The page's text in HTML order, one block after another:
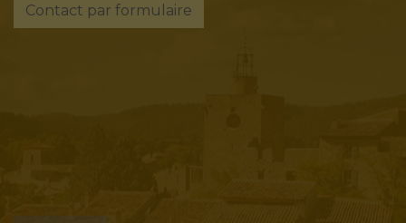
Contact par formulaire